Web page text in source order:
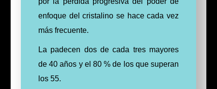
enfoque del cristalino se hace cada vez
más frecuente.
La padecen dos de cada tres mayores
de 40 años y el 80 % de los que superan
los 55.